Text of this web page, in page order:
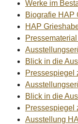
Werke im
Biografie HAP
HAP
Blick in die
Pressespiegel
Blick in die
Pressespiegel
Ausstellung